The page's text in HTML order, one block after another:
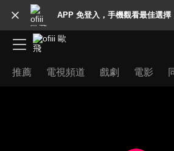
APP 免登入，手機觀看最佳選擇
推薦 電視頻道 戲劇 電影